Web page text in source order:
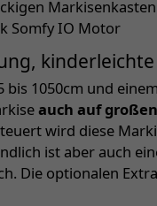
Markisenkasten
Somfy IO Motor
1050cm und
auch auf
wird diese
ist aber auch
Die optionalen